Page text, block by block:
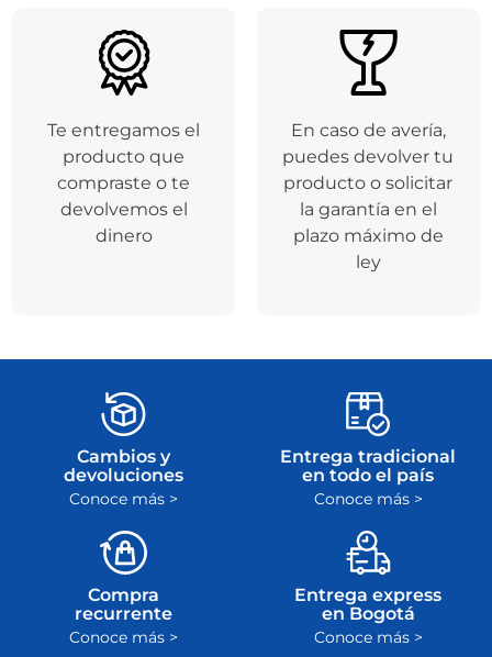
Te entregamos el
producto que
compraste o te
devolvemos el
dinero
En caso de avería,
puedes devolver tu
producto o solicitar
la garantía en el
plazo máximo de
ley
Cambios y
devoluciones
Conoce más >
Entrega tradicional
en todo el país
Conoce más >
Compra
recurrente
Conoce más >
Entrega express
en Bogotá
Conoce más >